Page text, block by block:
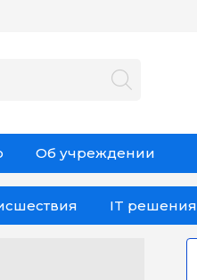
Об учреждении
IT решения